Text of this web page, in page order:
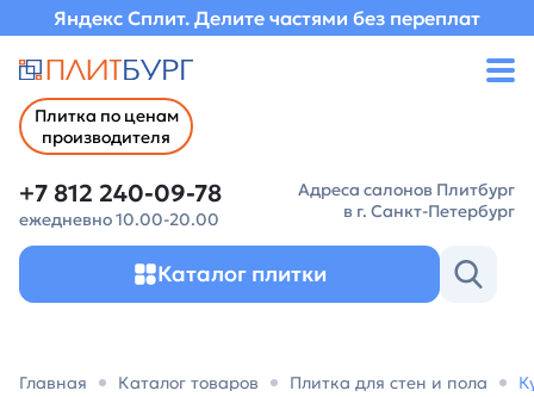
Яндекс Сплит. Делите частями без переплат
Плитка по ценам
производителя
+7 812 240-09-78
ежедневно 10.00-20.00
Адреса салонов Плитбург
в г. Санкт-Петербург
Каталог плитки
Главная Каталог товаров Плитка для стен и пола